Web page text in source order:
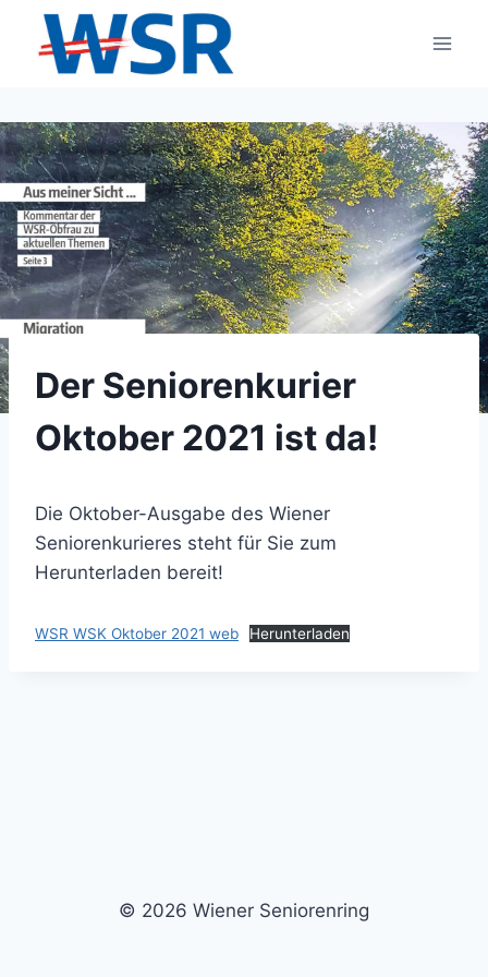
Inhalt
springen
Der Seniorenkurier
Oktober 2021 ist da!
Die Oktober-Ausgabe des Wiener
Seniorenkurieres steht für Sie zum
Herunterladen bereit!
WSR WSK Oktober 2021 web Herunterladen
© 2026 Wiener Seniorenring